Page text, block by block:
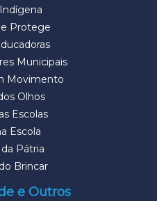
Protege
Municipais
Movimento
Olhos
Escolas
Escola
Pátria
Brincar
e Outros